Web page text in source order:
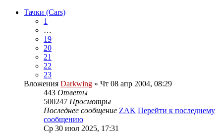
Тачки (Cars)
1
…
19
20
21
22
23
Вложения Darkwing » Чт 08 апр 2004, 08:29
443 Ответы
500247 Просмотры
Последнее сообщение ZAK Перейти к последнему
сообщению
Ср 30 июл 2025, 17:31